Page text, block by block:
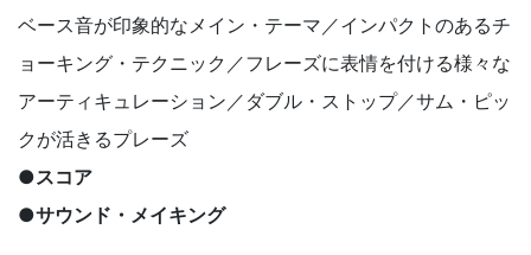
ベース音が印象的なメイン・テーマ／インパクトのあるチ
ョーキング・テクニック／フレーズに表情を付ける様々な
アーティキュレーション／ダブル・ストップ／サム・ピッ
クが活きるプレーズ
●スコア
●サウンド・メイキング